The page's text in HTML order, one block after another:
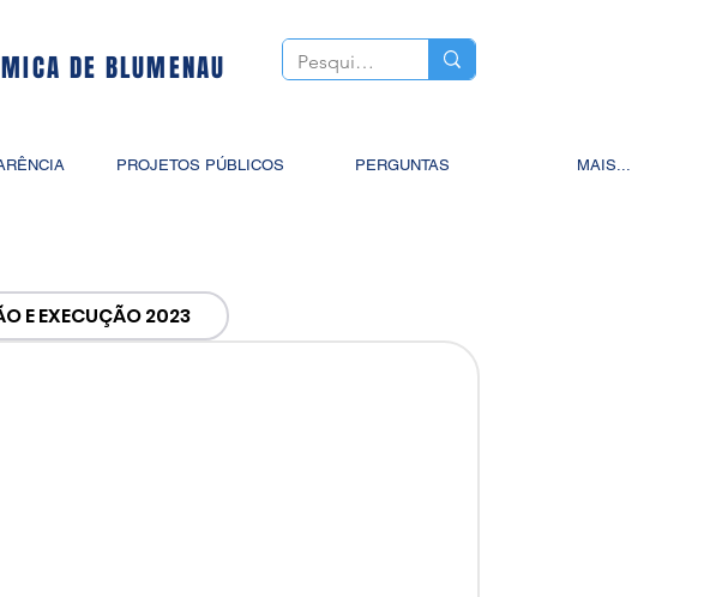
DE BLUMENAU
PROJETOS PÚBLICOS PERGUNTAS MAIS...
E EXECUÇÃO 2023